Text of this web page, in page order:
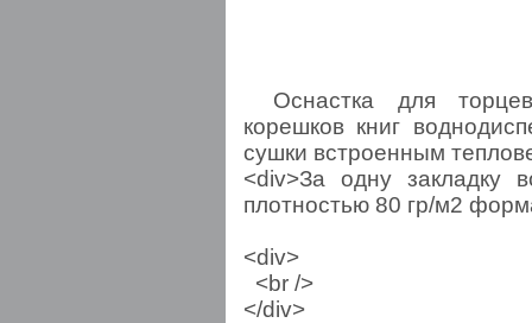
Оснастка для
корешков книг
сушки встроенным
<div>За одну закладку
плотностью 80 гр/м2
<div>
<br />
</div>